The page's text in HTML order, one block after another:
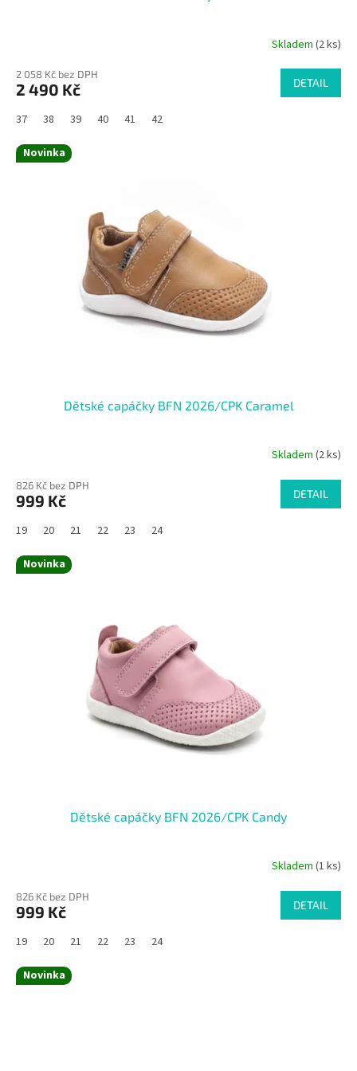
Skladem (2 ks)
2 058 Kč bez DPH
2 490 Kč DETAIL
37 38 39 40 41 42
Novinka
Dětské capáčky BFN 2026/CPK Caramel
Skladem (2 ks)
826 Kč bez DPH
999 Kč DETAIL
19 20 21 22 23 24
Novinka
Dětské capáčky BFN 2026/CPK Candy
Skladem (1 ks)
826 Kč bez DPH
999 Kč DETAIL
19 20 21 22 23 24
Novinka